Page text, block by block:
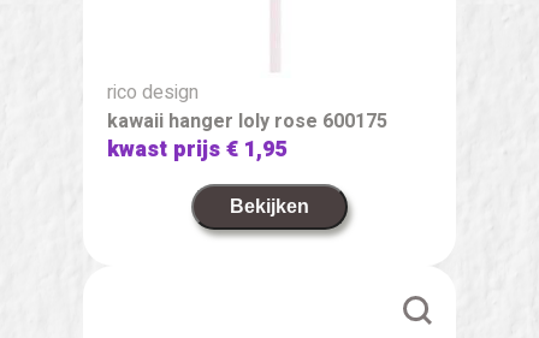
rico design
kawaii hanger loly rose 600175
kwast prijs€ 1,95
Bekijken